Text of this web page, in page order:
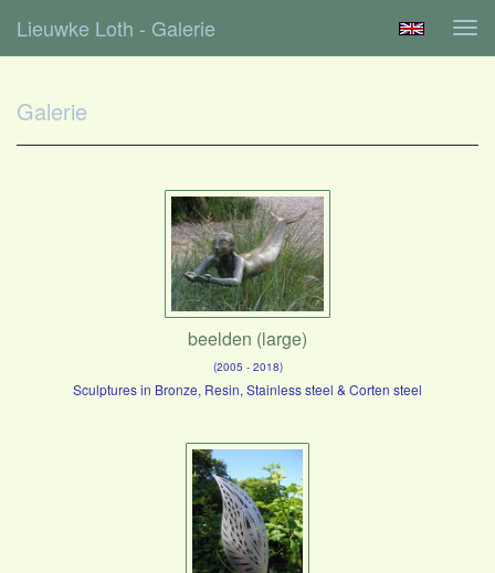
Lieuwke Loth - Galerie
Galerie
beelden (large)
(2005 - 2018)
Sculptures in Bronze, Resin, Stainless steel & Corten steel